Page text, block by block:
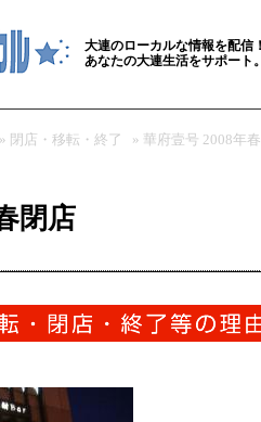
大連のローカルな情報を配信
あなたの大連生活をサポート
» 閉店・移転・終了 » 華府壹号 2008年
閉店